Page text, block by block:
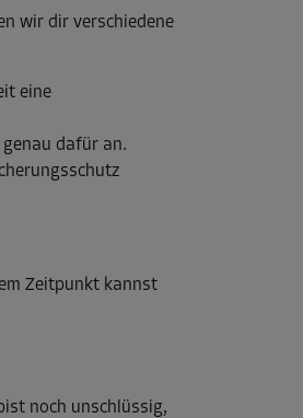
wir dir verschiedene
eine
dafür an.
Zeitpunkt kannst
noch unschlüssig,